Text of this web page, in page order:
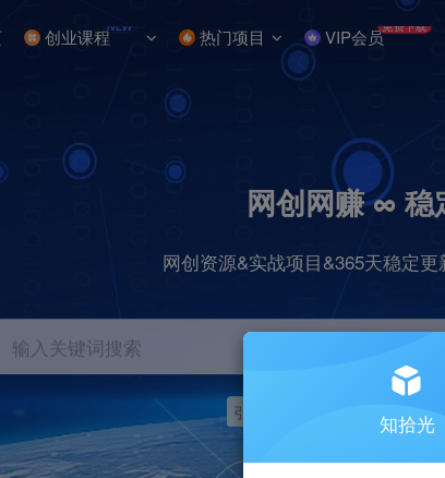
创业课程NEW 热门项目 VIP会员免费下载
网创网赚 ∞ 稳
网创资源&实战项目&365天稳定
输入关键词搜索
引流 快手
知拾光